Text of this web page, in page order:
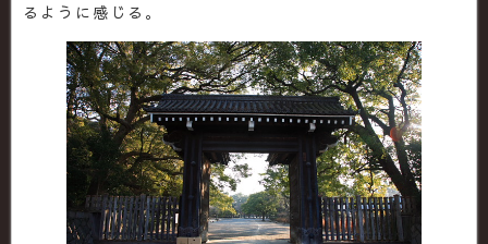
るように感じる。